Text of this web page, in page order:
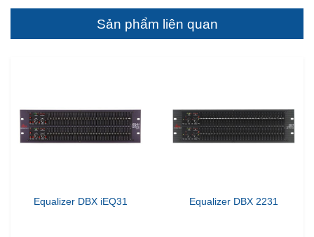
Sản phẩm liên quan
Equalizer DBX iEQ31 Equalizer DBX 2231